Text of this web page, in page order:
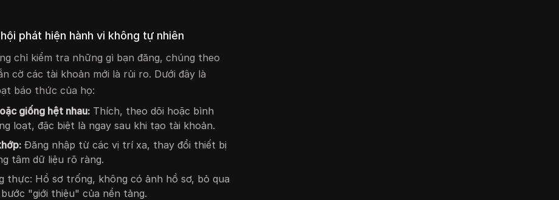
phát hiện hành vi không tự nhiên
chỉ kiểm tra những gì bạn đăng, chúng theo
cờ các tài khoản mới là rủi ro. Dưới đây là
báo thức của họ:
giống hệt nhau: Thích, theo dõi hoặc bình
loạt, đặc biệt là ngay sau khi tạo tài khoản.
Đăng nhập từ các vị trí xa, thay đổi thiết bị
tâm dữ liệu rõ ràng.
thực: Hồ sơ trống, không có ảnh hồ sơ, bỏ qua
"giới thiệu" của nền tảng.